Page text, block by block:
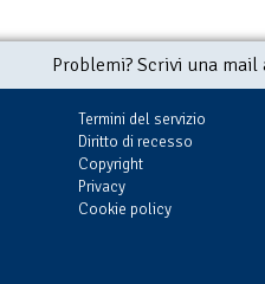
Problemi? Scrivi una
Termini del servizio
Diritto di recesso
Copyright
Privacy
Cookie policy